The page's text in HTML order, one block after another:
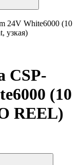
24V White6000 (10
узкая)
CSP-
(10
REEL)